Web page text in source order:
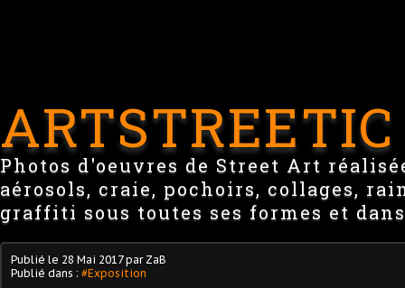
ARTSTREETIC
Photos d'oeuvres de Street Art
aérosols, craie, pochoirs, collages,
graffiti sous toutes ses formes et
Publié le 28 Mai 2017par ZaB
Publié dans : #Exposition